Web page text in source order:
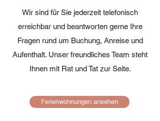
Wir sind für Sie jederzeit telefonisch
erreichbar und beantworten gerne Ihre
Fragen rund um Buchung, Anreise und
Aufenthalt. Unser freundliches Team steht
Ihnen mit Rat und Tat zur Seite.
Ferienwohnungen ansehen